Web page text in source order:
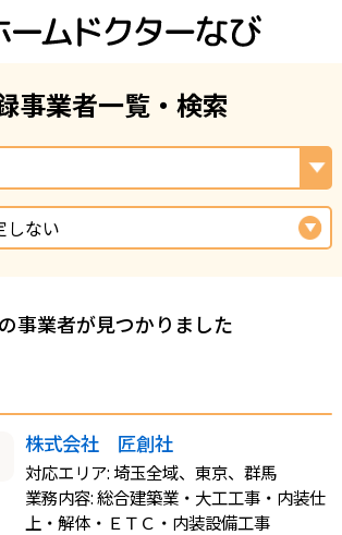
事業者一覧・検索
しない
事業者が見つかりました
株式会社 匠創社
対応エリア: 埼玉全域、東京、群馬
業務内容: 総合建築業・大工工事・内装仕
上・解体・ＥＴＣ・内装設備工事